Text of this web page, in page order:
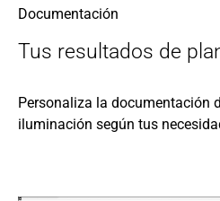
Documentación
Tus resultados de
Personaliza la documentación
iluminación según tus